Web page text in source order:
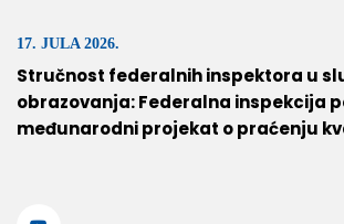
17. JULA 2026.
Stručnost federalnih inspektora u
obrazovanja: Federalna inspekcija
međunarodni projekat o praćenju